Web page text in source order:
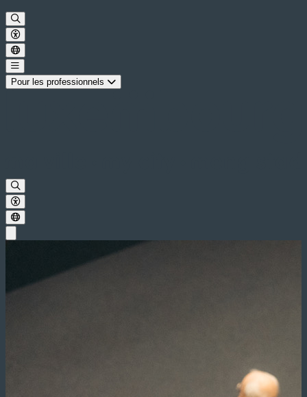
Pour les professionnels